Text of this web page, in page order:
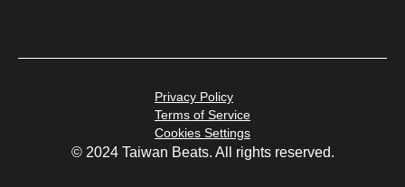
Privacy Policy
Terms of Service
Cookies Settings
© 2024 Taiwan Beats. All rights reserved.